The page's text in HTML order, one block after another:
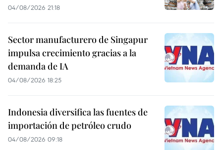
04/08/2026 21:18
Sector manufacturero de Singapur
impulsa crecimiento gracias a la
demanda de IA
04/08/2026 18:25
Indonesia diversifica las fuentes de
importación de petróleo crudo
04/08/2026 09:18